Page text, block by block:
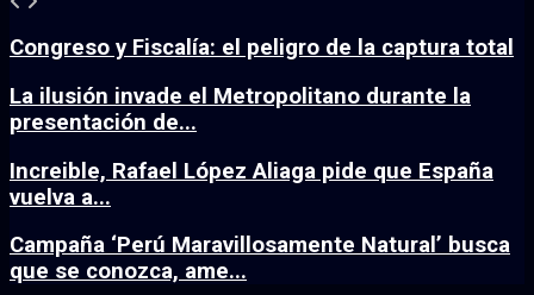
Congreso y Fiscalía: el peligro de la captura total
La ilusión invade el Metropolitano durante la
presentación de...
Increible, Rafael López Aliaga pide que España
vuelva a...
Campaña ‘Perú Maravillosamente Natural’ busca
que se conozca, ame...